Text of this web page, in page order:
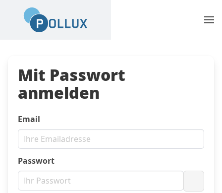
Mit Passwort
anmelden
Email
Passwort